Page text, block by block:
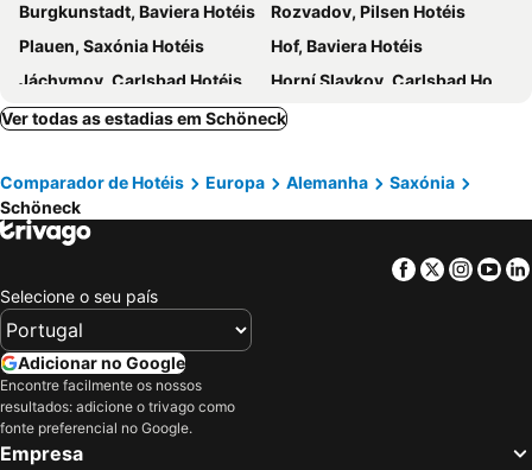
Burgkunstadt, Baviera Hotéis
Rozvadov, Pilsen Hotéis
Plauen, Saxónia Hotéis
Hof, Baviera Hotéis
Jáchymov, Carlsbad Hotéis
Horní Slavkov, Carlsbad Hotéis
Münchberg, Baviera Hotéis
Weida, Turíngia Hotéis
Weiden i.d. Oberpfalz, Baviera Hotéis
Vohenstrauß, Baviera Hotéis
Moosbach, Baviera Hotéis
Frankenblick, Turíngia Hotéis
Masserberg, Turíngia Hotéis
Dresden, Saxónia Hotéis
Leipzig, Saxónia Hotéis
Goerlitz, Saxónia Hotéis
Oberwiesenthal, Saxónia Hotéis
Chemnitz, Saxónia Hotéis
Roudnice nad Labem, Região Usti Hotéis
Munique, Baviera Hotéis
Ver todas as estadias em Schöneck
Comparador de Hotéis Europa Alemanha
Saxónia
Schöneck
Facebook
Twitter
Selecione o seu país
Adicionar no Google
Encontre facilmente os nossos
resultados: adicione o trivago como
fonte preferencial no Google.
Empresa